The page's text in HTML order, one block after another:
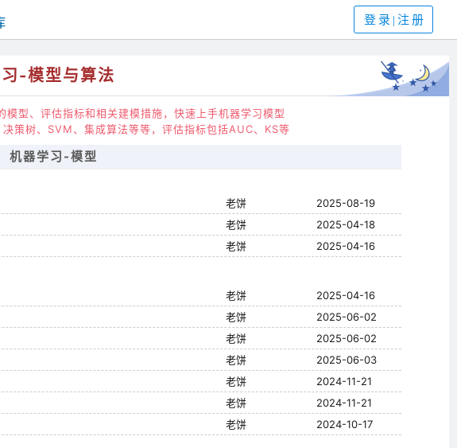
登录|注册
-模型与算法
模型、评估指标和相关建模措施，快速上手机器学习模型
策树、SVM、集成算法等等，评估指标包括AUC、KS等
机器学习-模型
老饼 2025-08-19
老饼 2025-04-18
老饼 2025-04-16
老饼 2025-04-16
老饼 2025-06-02
老饼 2025-06-02
老饼 2025-06-03
老饼 2024-11-21
老饼 2024-11-21
老饼 2024-10-17